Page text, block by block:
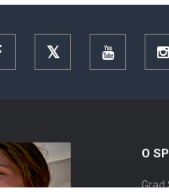
Facebook YouTube
O
Grad